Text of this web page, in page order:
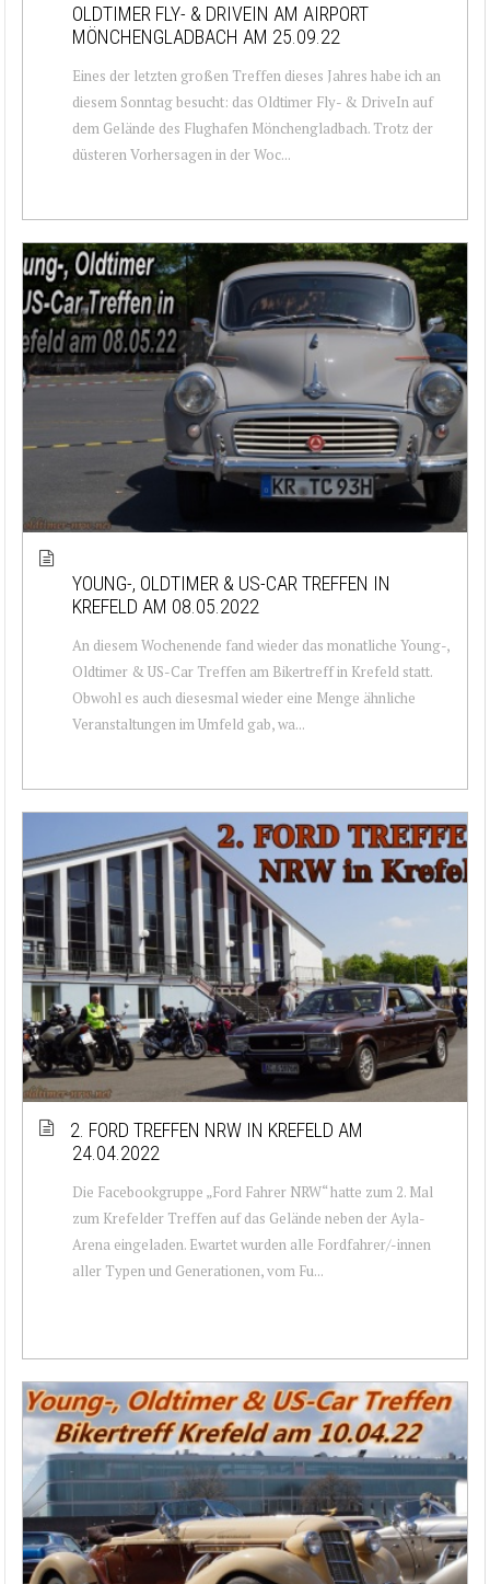
OLDTIMER FLY- & DRIVEIN AM AIRPORT
MÖNCHENGLADBACH AM 25.09.22
Eines der letzten großen Treffen dieses Jahres habe ich an
diesem Sonntag besucht: das Oldtimer Fly- & DriveIn auf
dem Gelände des Flughafen Mönchengladbach. Trotz der
düsteren Vorhersagen in der Woc...
YOUNG-, OLDTIMER & US-CAR TREFFEN IN
KREFELD AM 08.05.2022
An diesem Wochenende fand wieder das monatliche Young-,
Oldtimer & US-Car Treffen am Bikertreff in Krefeld statt.
Obwohl es auch diesesmal wieder eine Menge ähnliche
Veranstaltungen im Umfeld gab, wa...
2. FORD TREFFEN NRW IN KREFELD AM
24.04.2022
Die Facebookgruppe „Ford Fahrer NRW“ hatte zum 2. Mal
zum Krefelder Treffen auf das Gelände neben der Ayla-
Arena eingeladen. Ewartet wurden alle Fordfahrer/-innen
aller Typen und Generationen, vom Fu...